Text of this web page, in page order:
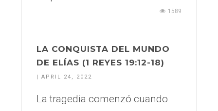
1589
LA CONQUISTA DEL MUNDO
DE ELÍAS (1 REYES 19:12-18)
| APRIL 24, 2022
La tragedia comenzó cuando